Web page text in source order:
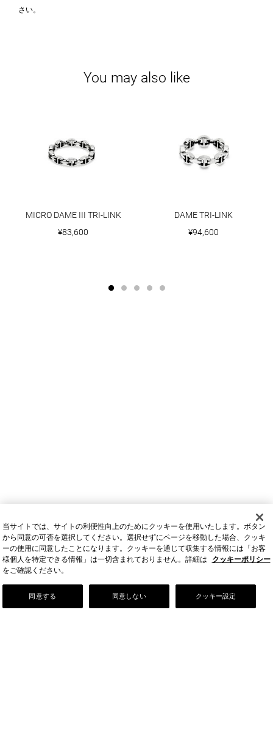
さい。
You may also like
MICRO DAME III TRI-LINK
¥83,600
DAME TRI-LINK
¥94,600
Our Story
当サイトでは、サイトの利便性向上のためにクッキーを使用いたします。ボタン
から同意の可否を選択してください。選択せずにページを移動した場合、クッキ
ーの使用に同意したことになります。クッキーを通じて収集する情報には「お客
様個人を特定できる情報」は一切含まれておりません。詳細は
クッキーポリシー
をご確認ください。
クッキー設定
同意しない
同意する